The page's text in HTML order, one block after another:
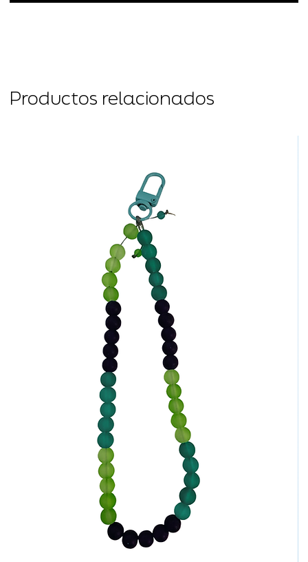
Productos relacionados